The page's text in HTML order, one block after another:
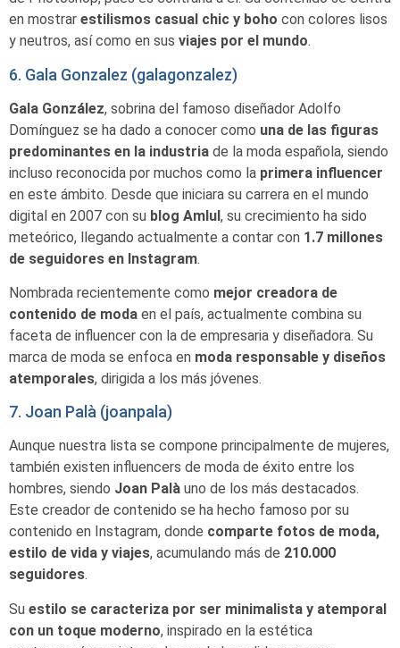
en mostrar estilismos casual chic y boho con colores lisos
y neutros, así como en sus viajes por el mundo.
6. Gala Gonzalez (galagonzalez)
Gala González, sobrina del famoso diseñador Adolfo
Domínguez se ha dado a conocer como una de las figuras
predominantes en la industria de la moda española, siendo
incluso reconocida por muchos como la primera influencer
en este ámbito. Desde que iniciara su carrera en el mundo
digital en 2007 con su blog Amlul, su crecimiento ha sido
meteórico, llegando actualmente a contar con 1.7 millones
de seguidores en Instagram.
Nombrada recientemente como mejor creadora de
contenido de moda en el país, actualmente combina su
faceta de influencer con la de empresaria y diseñadora. Su
marca de moda se enfoca en moda responsable y diseños
atemporales, dirigida a los más jóvenes.
7. Joan Palà (joanpala)
Aunque nuestra lista se compone principalmente de mujeres,
también existen influencers de moda de éxito entre los
hombres, siendo Joan Palà uno de los más destacados.
Este creador de contenido se ha hecho famoso por su
contenido en Instagram, donde comparte fotos de moda,
estilo de vida y viajes, acumulando más de 210.000
seguidores.
Su estilo se caracteriza por ser minimalista y atemporal
con un toque moderno, inspirado en la estética